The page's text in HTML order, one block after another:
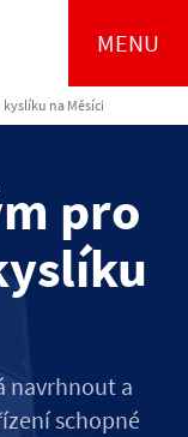
MENU
na Měsíci
pro
navrhnout a
schopné